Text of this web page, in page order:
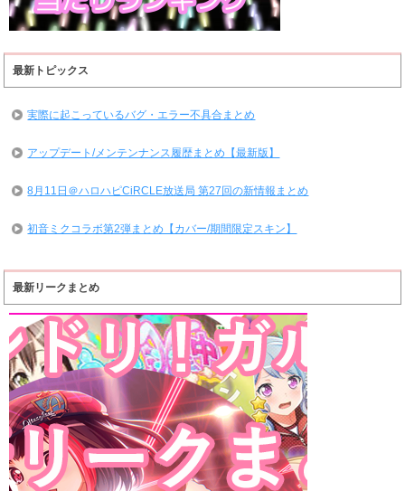
最新トピックス
実際に起こっているバグ・エラー不具合まとめ
アップデート/メンテンナンス履歴まとめ【最新版】
8月11日＠ハロハピCiRCLE放送局 第27回の新情報まとめ
初音ミクコラボ第2弾まとめ【カバー/期間限定スキン】
最新リークまとめ